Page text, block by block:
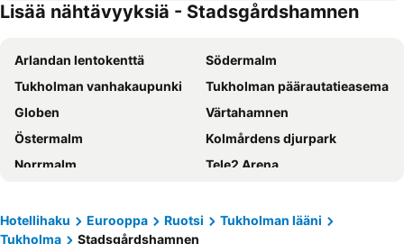
Scandic Grand Central
Scandic Go Sankt Eriksgatan 20
STF Hotel Zinkensdamm
Comfort Hotel Xpress Stockholm Central
Scandic Sjöfartshotellet
Castle House Inn
Scandic Klara
Clarion Hotel Amaranten
Freys Hotel
Quality Hotel Strawberry Arena
Hotel Kungsträdgården
Hotel Hotorget, BW Signature Collection
Rygerfjord Hotel & Hostel
Scandic Alvik
Lisää nähtävyyksiä - Stadsgårdshamnen
Arlandan lentokenttä
Södermalm
Tukholman vanhakaupunki
Tukholman päärautatieasema
Globen
Värtahamnen
Östermalm
Kolmårdens djurpark
Norrmalm
Tele2 Arena
Solna Kyrka
Djurgården
Hotellihaku Eurooppa Ruotsi
Tukholman lääni
Tukholma
Stadsgårdshamnen